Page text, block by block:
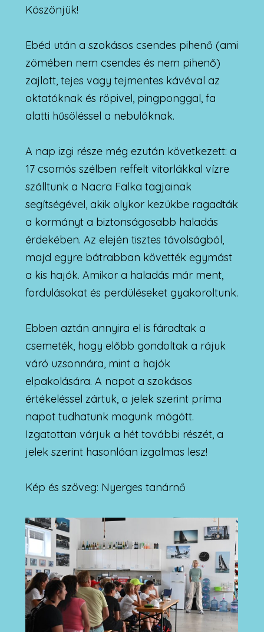
Köszönjük!
Ebéd után a szokásos csendes pihenő (ami
zömében nem csendes és nem pihenő)
zajlott, tejes vagy tejmentes kávéval az
oktatóknak és röpivel, pingponggal, fa
alatti hűsöléssel a nebulóknak.
A nap izgi része még ezután következett: a
17 csomós szélben reffelt vitorlákkal vízre
szálltunk a Nacra Falka tagjainak
segítségével, akik olykor kezükbe ragadták
a kormányt a biztonságosabb haladás
érdekében. Az elején tisztes távolságból,
majd egyre bátrabban követték egymást
a kis hajók. Amikor a haladás már ment,
fordulásokat és perdüléseket gyakoroltunk.
Ebben aztán annyira el is fáradtak a
csemeték, hogy előbb gondoltak a rájuk
váró uzsonnára, mint a hajók
elpakolására. A napot a szokásos
értékeléssel zártuk, a jelek szerint príma
napot tudhatunk magunk mögött.
Izgatottan várjuk a hét további részét, a
jelek szerint hasonlóan izgalmas lesz!
Kép és szöveg: Nyerges tanárnő